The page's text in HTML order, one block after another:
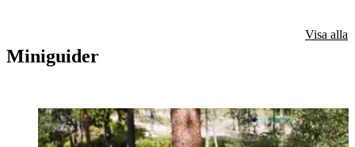
Miniguider
Visa alla